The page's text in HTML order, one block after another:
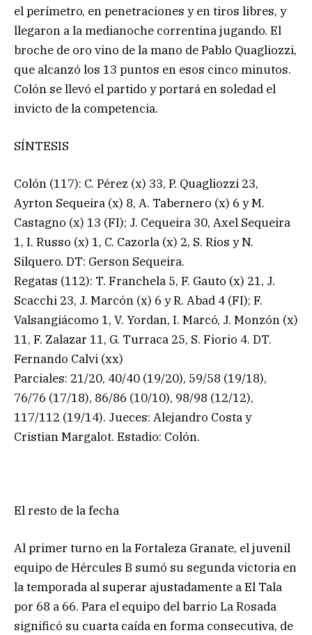
el perímetro, en penetraciones y en tiros libres, y
llegaron a la medianoche correntina jugando. El
broche de oro vino de la mano de Pablo Quagliozzi,
que alcanzó los 13 puntos en esos cinco minutos.
Colón se llevó el partido y portará en soledad el
invicto de la competencia.
SÍNTESIS
Colón (117): C. Pérez (x) 33, P. Quagliozzi 23,
Ayrton Sequeira (x) 8, A. Tabernero (x) 6 y M.
Castagno (x) 13 (FI); J. Cequeira 30, Axel Sequeira
1, I. Russo (x) 1, C. Cazorla (x) 2, S. Ríos y N.
Silquero. DT: Gerson Sequeira.
Regatas (112): T. Franchela 5, F. Gauto (x) 21, J.
Scacchi 23, J. Marcón (x) 6 y R. Abad 4 (FI); F.
Valsangiácomo 1, V. Yordan, I. Marcó, J. Monzón (x)
11, F. Zalazar 11, G. Turraca 25, S. Fiorio 4. DT.
Fernando Calvi (xx)
Parciales: 21/20, 40/40 (19/20), 59/58 (19/18),
76/76 (17/18), 86/86 (10/10), 98/98 (12/12),
117/112 (19/14). Jueces: Alejandro Costa y
Cristian Margalot. Estadio: Colón.
El resto de la fecha
Al primer turno en la Fortaleza Granate, el juvenil
equipo de Hércules B sumó su segunda victoria en
la temporada al superar ajustadamente a El Tala
por 68 a 66. Para el equipo del barrio La Rosada
significó su cuarta caída en forma consecutiva, de